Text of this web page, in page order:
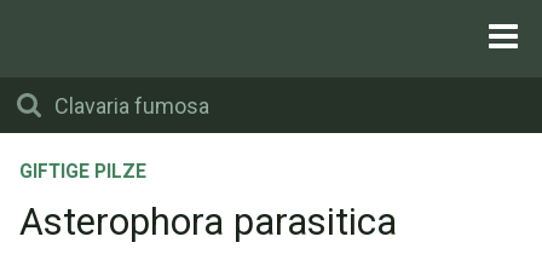
GIFTIGE PILZE
Asterophora parasitica